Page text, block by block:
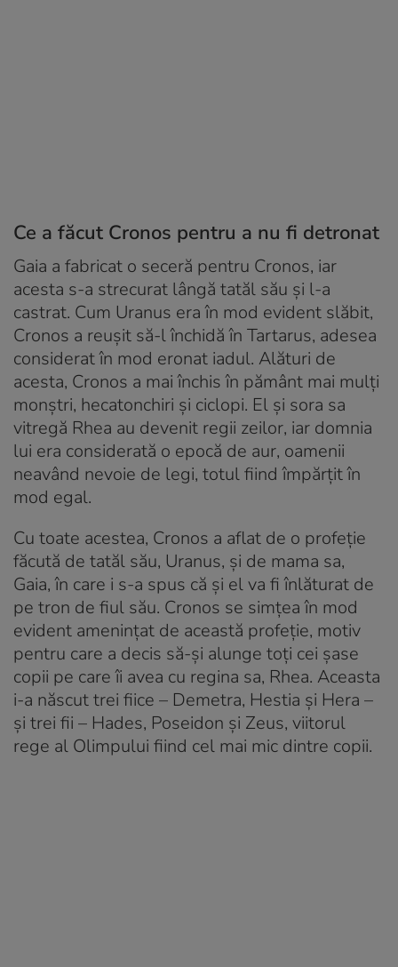
Ce a făcut Cronos pentru a nu fi detronat
Gaia a fabricat o seceră pentru Cronos, iar
acesta s-a strecurat lângă tatăl său și l-a
castrat. Cum Uranus era în mod evident slăbit,
Cronos a reușit să-l închidă în Tartarus, adesea
considerat în mod eronat iadul. Alături de
acesta, Cronos a mai închis în pământ mai mulți
monștri, hecatonchiri și ciclopi. El și sora sa
vitregă Rhea au devenit regii zeilor, iar domnia
lui era considerată o epocă de aur, oamenii
neavând nevoie de legi, totul fiind împărțit în
mod egal.
Cu toate acestea, Cronos a aflat de o profeție
făcută de tatăl său, Uranus, și de mama sa,
Gaia, în care i s-a spus că și el va fi înlăturat de
pe tron de fiul său. Cronos se simțea în mod
evident amenințat de această profeție, motiv
pentru care a decis să-și alunge toți cei șase
copii pe care îi avea cu regina sa, Rhea. Aceasta
i-a născut trei fiice – Demetra, Hestia și Hera –
și trei fii – Hades, Poseidon și Zeus, viitorul
rege al Olimpului fiind cel mai mic dintre copii.